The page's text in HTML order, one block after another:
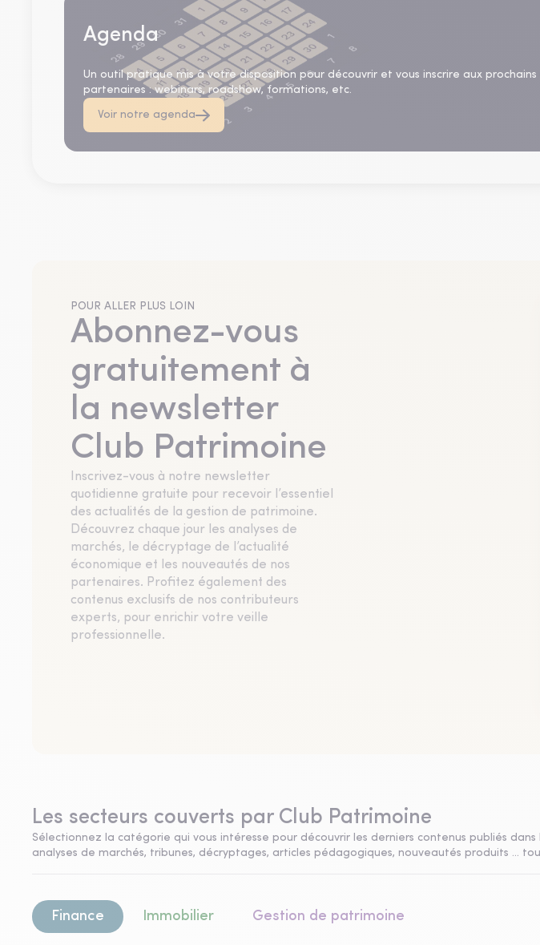
Agenda
Un outil pratique mis à votre disposition pour découvrir et vous inscrire aux
partenaires : webinars, roadshow, formations, etc.
Voir notre agenda
POUR ALLER PLUS LOIN
Abonnez-vous
gratuitement à
la newsletter
Club Patrimoine
Inscrivez-vous à notre newsletter
quotidienne gratuite pour recevoir l’essentiel
des actualités de la gestion de patrimoine.
Découvrez chaque jour les analyses de
marchés, le décryptage de l’actualité
économique et les nouveautés de nos
partenaires. Profitez également des
contenus exclusifs de nos contributeurs
experts, pour enrichir votre veille
professionnelle.
Les secteurs couverts par Club Patrimoine
Sélectionnez la catégorie qui vous intéresse pour découvrir les derniers contenus publiés
analyses de marchés, tribunes, décryptages, articles pédagogiques, nouveautés produits ...
Finance Immobilier Gestion de patrimoine